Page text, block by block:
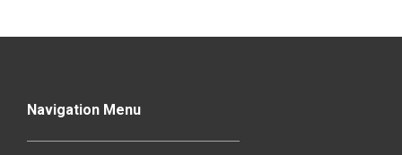
Navigation Menu